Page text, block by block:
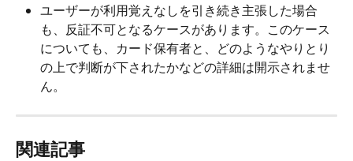
ユーザーが利用覚えなしを引き続き主張した場合
も、反証不可となるケースがあります。このケース
についても、カード保有者と、どのようなやりとり
の上で判断が下されたかなどの詳細は開示されませ
ん。
関連記事